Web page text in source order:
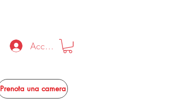
Accedi
Prenota una camera